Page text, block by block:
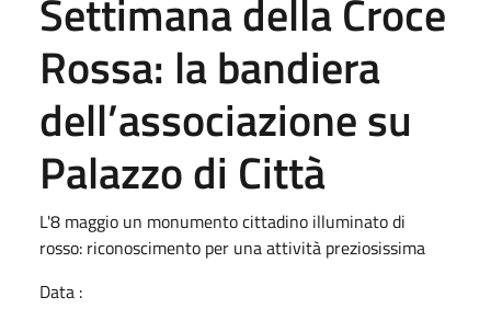
Settimana della Croce
Rossa: la bandiera
dell’associazione su
Palazzo di Città
L'8 maggio un monumento cittadino illuminato di
rosso: riconoscimento per una attività preziosissima
Data :